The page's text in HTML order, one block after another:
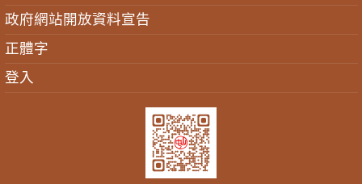
政府網站開放資料宣告
正體字
登入